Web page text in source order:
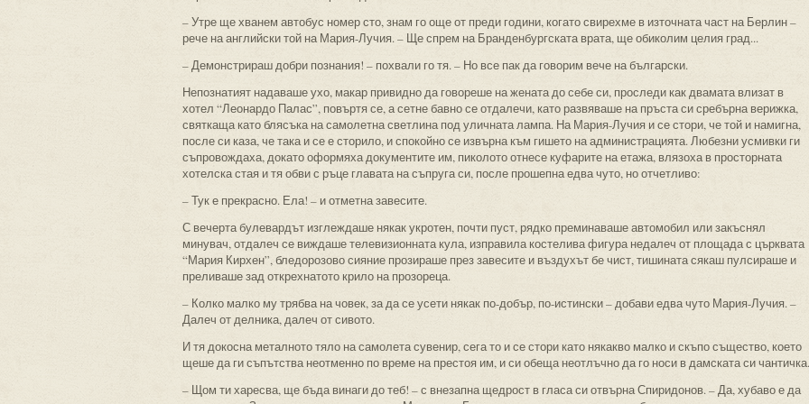
– Утре ще хванем автобус номер сто, знам го още от преди години, когато свирехме в източната част на Берлин –
рече на английски той на Мария-Лучия. – Ще спрем на Бранденбургската врата, ще обиколим целия град...
– Демонстрираш добри познания! – похвали го тя. – Но все пак да говорим вече на български.
Непознатият надаваше ухо, макар привидно да говореше на жената до себе си, проследи как двамата влизат в
хотел “Леонардо Палас”, повъртя се, а сетне бавно се отдалечи, като развяваше на пръста си сребърна верижка,
святкаща като блясъка на самолетна светлина под уличната лампа. На Мария-Лучия и се стори, че той и намигна,
после си каза, че така и се е сторило, и спокойно се извърна към гишето на администрацията. Любезни усмивки ги
съпровождаха, докато оформяха документите им, пиколото отнесе куфарите на етажа, влязоха в просторната
хотелска стая и тя обви с ръце главата на съпруга си, после прошепна едва чуто, но отчетливо:
– Тук е прекрасно. Ела! – и отметна завесите.
С вечерта булевардът изглеждаше някак укротен, почти пуст, рядко преминаваше автомобил или закъснял
минувач, отдалеч се виждаше телевизионната кула, изправила костелива фигура недалеч от площада с църквата
“Мария Кирхен”, бледорозово сияние прозираше през завесите и въздухът бе чист, тишината сякаш пулсираше и
преливаше зад открехнатото крило на прозореца.
– Колко малко му трябва на човек, за да се усети някак по-добър, по-истински – добави едва чуто Мария-Лучия. –
Далеч от делника, далеч от сивото.
И тя докосна металното тяло на самолета сувенир, сега то и се стори като някакво малко и скъпо същество, което
щеше да ги съпътства неотменно по време на престоя им, и си обеща неотлъчно да го носи в дамската си чантичка.
– Щом ти харесва, ще бъда винаги до теб! – с внезапна щедрост в гласа си отвърна Спиридонов. – Да, хубаво е да